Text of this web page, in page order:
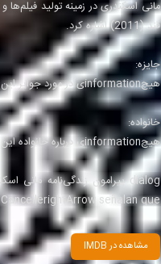
قند (2011) اشاره کرد.
جایزه:
هیچinformationی در مورد جوایز این فرد در متن وجود ندارد.
خانواده:
هیچinformationی درباره خانواده این فرد در متن وجود ندارد.
CancellerightArrow señalan que او در صنعت سینما و تلویزیون فعالیت داشته است.
مشاهده در IMDB